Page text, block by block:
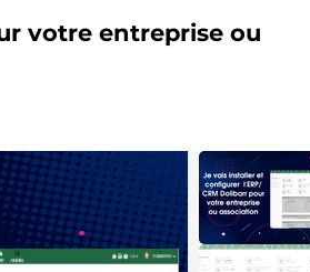
votre entreprise ou